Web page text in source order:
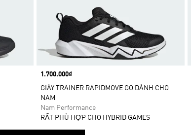
Price
1.700.000₫
GIÀY TRAINER RAPIDMOVE GO DÀNH CHO
NAM
Nam Performance
RẤT PHÙ HỢP CHO HYBRID GAMES